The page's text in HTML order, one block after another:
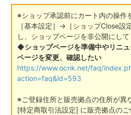
※ショップ承認前にカート内の操作
［基本設定］→［ショップClose設
し、ショップページを非公開にして
◆ショップページを準備中やリニ
ページを変更、確認したい
https://www.ocnk.net/faq/
action=faq&id=593
※ご登録住所と販売拠点の住所が
[特定商取引法設定] に販売拠点の